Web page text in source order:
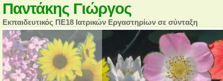
Παντάκης Γιώργος
Εκπαιδευτικός ΠΕ18 Ιατρικών Εργαστηρίων σε σύνταξη